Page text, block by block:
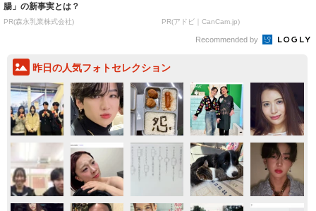
腸」の新事実とは？
PR(森永乳業株式会社) PR(アドビ｜CanCam.jp)
Recommended by
昨日の人気フォトセレクション